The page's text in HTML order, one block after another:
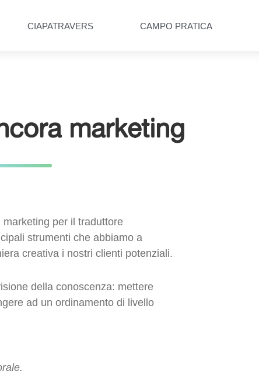
CIAPATRAVERS CAMPO PRATICA
marketing
per il traduttore
strumenti che abbiamo a
creativa i nostri clienti potenziali.
della conoscenza: mettere
ad un ordinamento di livello